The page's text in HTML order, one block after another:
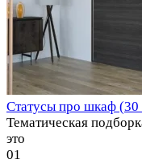
Статусы про шкаф (30
Тематическая
это
01